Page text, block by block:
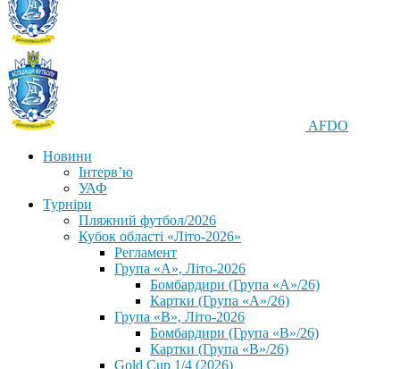
AFDO
Новини
Інтерв’ю
УАФ
Турніри
Пляжний футбол/2026
Кубок області «Літо-2026»
Регламент
Група «А», Літо-2026
Бомбардири (Група «А»/26)
Картки (Група «А»/26)
Група «В», Літо-2026
Бомбардири (Група «В»/26)
Картки (Група «В»/26)
Gold Cup 1/4 (2026)